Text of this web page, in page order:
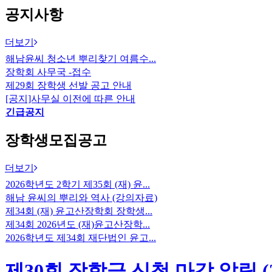
공지사항
더보기
해남윤씨 청소년 뿌리찾기 여름수...
장학회 사무국 -접수
제29회 장학생 선발 공고 안내
[공지]사무실 이전에 따른 안내
긴급공지
장학생모집공고
더보기
2026학년도 2학기 제35회 (재) 윤...
해남 윤씨의 뿌리와 역사 (강의자료)
제34회 (재) 윤고산장학회 장학생...
제34회 2026년도 (재)윤고산장학...
2026학년도 제34회 재단법인 윤고...